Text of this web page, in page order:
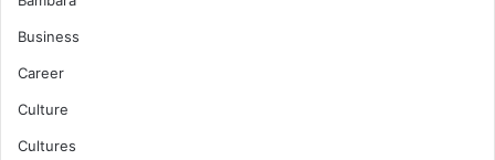
Business
Career
Culture
Cultures